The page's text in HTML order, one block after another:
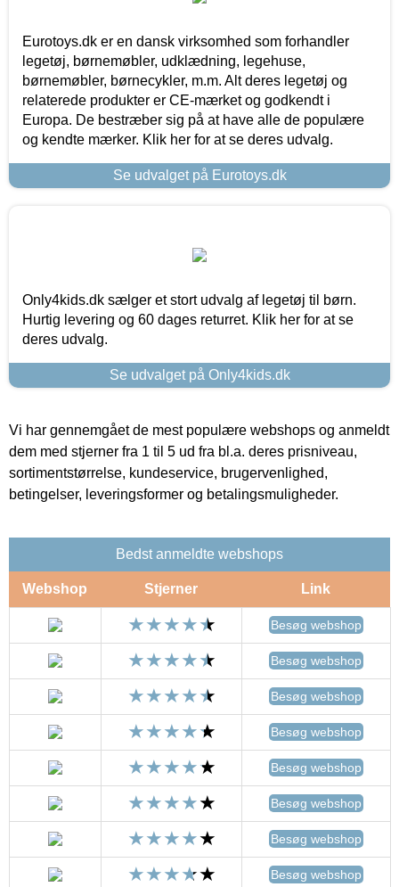
Eurotoys.dk er en dansk virksomhed som forhandler
legetøj, børnemøbler, udklædning, legehuse,
børnemøbler, børnecykler, m.m. Alt deres legetøj og
relaterede produkter er CE-mærket og godkendt i
Europa. De bestræber sig på at have alle de populære
og kendte mærker. Klik her for at se deres udvalg.
Se udvalget på Eurotoys.dk
Only4kids.dk sælger et stort udvalg af legetøj til børn.
Hurtig levering og 60 dages returret. Klik her for at se
deres udvalg.
Se udvalget på Only4kids.dk
Vi har gennemgået de mest populære webshops og anmeldt
dem med stjerner fra 1 til 5 ud fra bl.a. deres prisniveau,
sortimentstørrelse, kundeservice, brugervenlighed,
betingelser, leveringsformer og betalingsmuligheder.
Bedst anmeldte webshops
Webshop Stjerner Link
Besøg webshop
Besøg webshop
Besøg webshop
Besøg webshop
Besøg webshop
Besøg webshop
Besøg webshop
Besøg webshop